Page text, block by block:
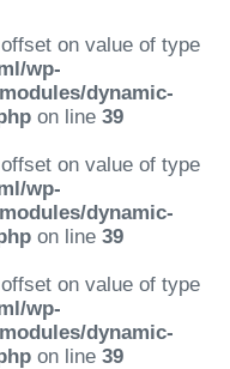
on value of type
wp-
dynamic-
on line 39
on value of type
wp-
dynamic-
on line 39
on value of type
wp-
dynamic-
on line 39